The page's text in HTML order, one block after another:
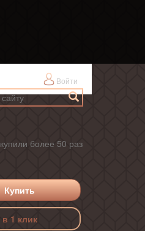
Войти
купили более 50 раз
Купить
в 1 клик